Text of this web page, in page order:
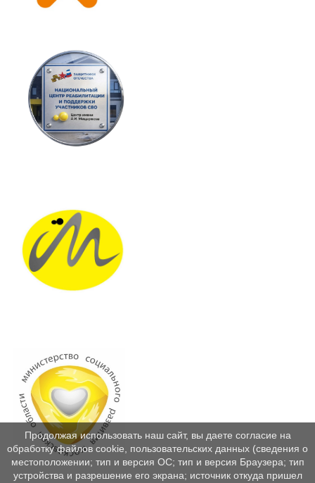
Продолжая использовать наш сайт, вы даете согласие на
обработку файлов cookie, пользовательских данных (сведения о
местоположении; тип и версия ОС; тип и версия Браузера; тип
устройства и разрешение его экрана; источник откуда пришел